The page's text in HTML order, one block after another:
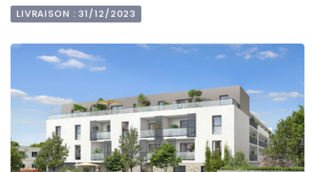
LIVRAISON : 31/12/2023